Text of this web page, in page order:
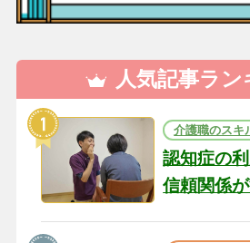
人気記事ラン
介護職のスキ
認知症の
信頼関係